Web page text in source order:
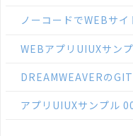
ノーコードでWEBサイ
WEBアプリUIUXサン
DREAMWEAVERの
アプリUIUXサンプル